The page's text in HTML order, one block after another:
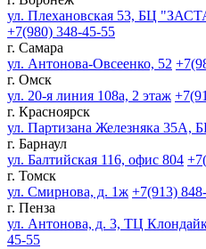
ул. Плехановская 53, БЦ
+7(980) 348-45-55
г. Самара
ул. Антонова-Овсеенко, 52
г. Омск
ул. 20-я линия 108а, 2 этаж
г. Красноярск
ул. Партизана Железняка 35А,
г. Барнаул
ул. Балтийская 116, офис 804
г. Томск
ул. Смирнова, д. 1ж +7(913)
г. Пенза
ул. Антонова, д. 3, ТЦ
45-55